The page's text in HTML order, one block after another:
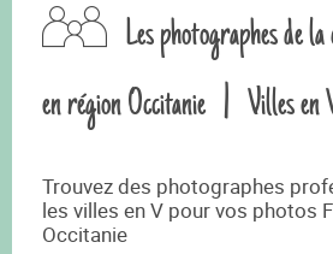
Les photographes de
en région Occitanie | Villes en
Trouvez des photographes
les villes en V pour vos photos
Occitanie